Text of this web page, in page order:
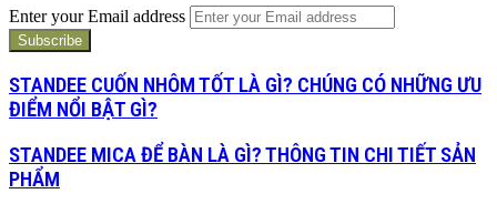
Enter your Email address
STANDEE CUỐN NHÔM TỐT LÀ GÌ? CHÚNG CÓ NHỮNG ƯU
ĐIỂM NỔI BẬT GÌ?
STANDEE MICA ĐỂ BÀN LÀ GÌ? THÔNG TIN CHI TIẾT SẢN
PHẨM